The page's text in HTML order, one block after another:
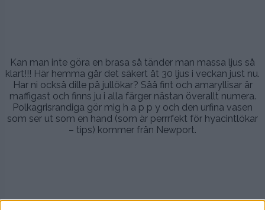
Kan man inte göra en brasa så tänder man massa ljus så
klart!!! Här hemma går det säkert åt 30 ljus i veckan just nu.
Har ni också dille på jullökar? Såå fint och amaryllisar är
maffigast och finns ju i alla färger nästan överallt numera.
Polkagrisrandiga gör mig h a p p y och den urfina vasen
som ser ut som en hand (som är perrrfekt för hyacintlökar
– tips) kommer från Newport.